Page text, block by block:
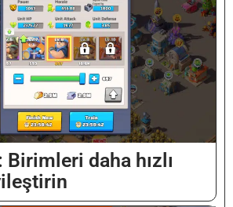
Birimleri daha hızlı